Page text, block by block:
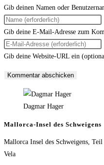
Gib deinen Namen oder
Gib deine E-Mail-Adresse zum
Gib deine Website-URL ein
Dagmar Hager
Mallorca-Insel des Schweigens
Mallorca Insel des Schweigens,
Vela